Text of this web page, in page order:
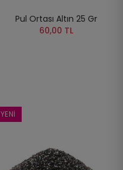
Pul Ortası Altın 25 Gr
60,00 TL
YENI